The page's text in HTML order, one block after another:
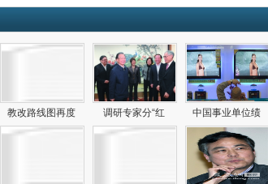
教改路线图再度 调研专家分“红 中国事业单位绩